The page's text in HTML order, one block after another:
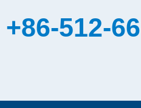
+86-512-